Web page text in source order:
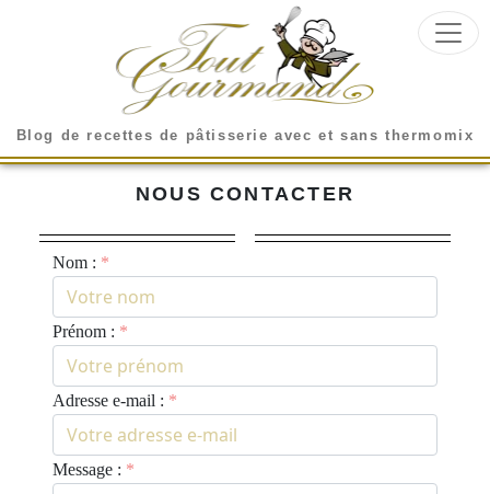
Blog de recettes de pâtisserie avec et sans thermomix
NOUS CONTACTER
Nom :
Prénom :
Adresse e-mail :
Message :